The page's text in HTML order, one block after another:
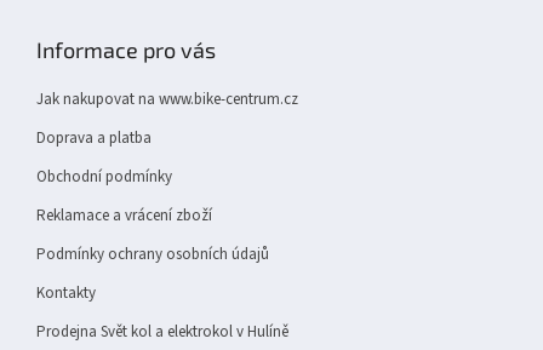
Informace pro vás
Jak nakupovat na www.bike-centrum.cz
Doprava a platba
Obchodní podmínky
Reklamace a vrácení zboží
Podmínky ochrany osobních údajů
Kontakty
Prodejna Svět kol a elektrokol v Hulíně